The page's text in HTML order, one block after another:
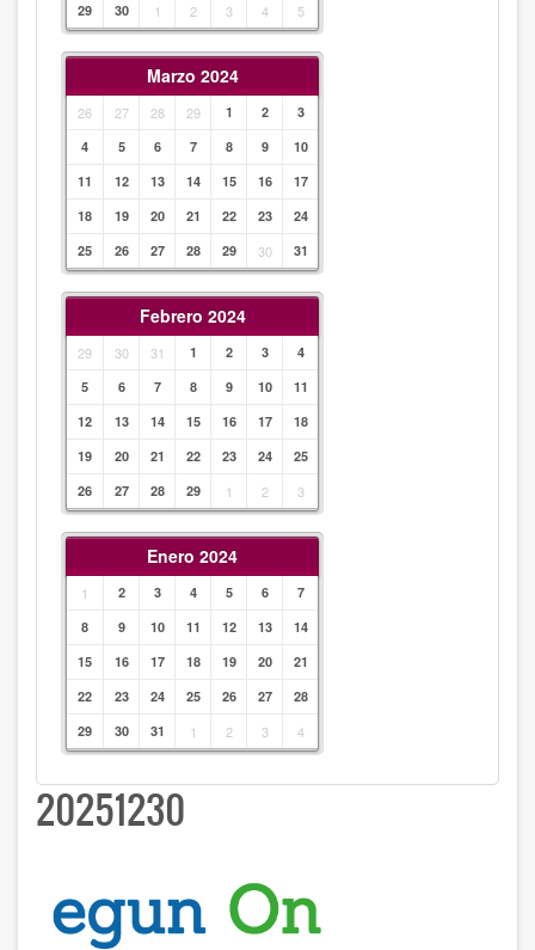
29
30 1 2 3 4 5
Marzo 2024
26 27 28 29 1 2
3
4
5 6 7 8 9
10
11
12 13 14 15 16
17
18
19 20 21 22 23
24
25
26 27 28 29 30 31
Febrero 2024
29 30 31 1 2 3
4
5
6 7 8 9 10
11
12
13 14 15 16 17
18
19
20 21 22 23 24
25
26
27 28 29 1 2 3
Enero 2024
1 2 3 4 5 6
7
8
9 10 11 12 13
14
15
16 17 18 19 20
21
22
23 24 25 26 27
28
29
30 31 1 2 3 4
20251230